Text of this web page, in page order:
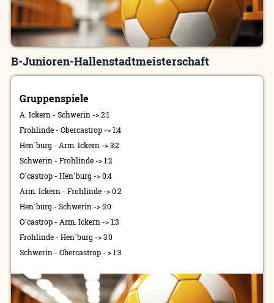
B-Junioren-Hallenstadtmeisterschaft
Gruppenspiele
A. Ickern - Schwerin -> 2:1
Frohlinde - Obercastrop -> 1:4
Hen´burg - Arm. Ickern -> 3:2
Schwerin - Frohlinde -> 1:2
O´castrop - Hen´burg -> 0:4
Arm. Ickern - Frohlinde -> 0:2
Hen´burg - Schwerin -> 5:0
O´castrop - Arm. Ickern -> 1:3
Frohlinde - Hen´burg -> 3:0
Schwerin - Obercastrop - > 1:3